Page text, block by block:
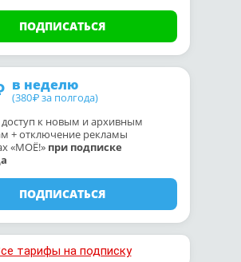
ПОДПИСАТЬСЯ
в неделю
(380₽ за полгода)
к новым и архивным
+ отключение рекламы
«МОЁ!» при подписке
ПОДПИСАТЬСЯ
тарифы на подписку